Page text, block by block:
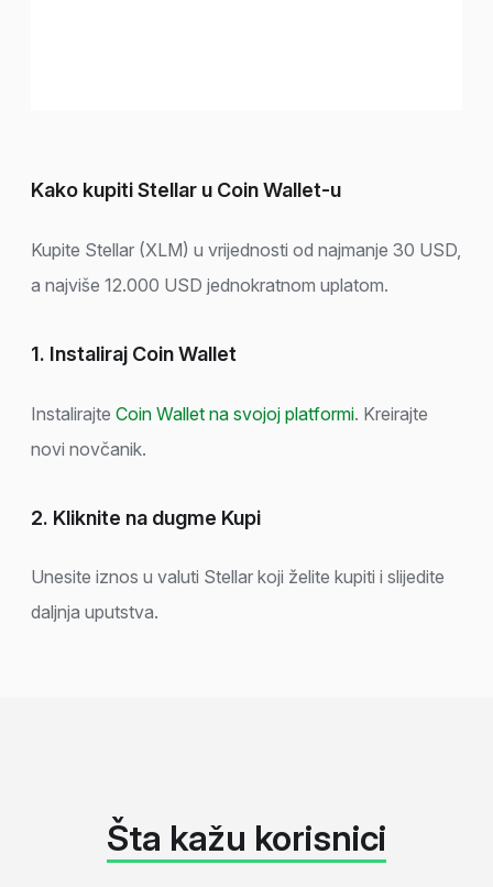
Kako kupiti Stellar u Coin Wallet-u
Kupite Stellar (XLM) u vrijednosti od najmanje 30 USD,
a najviše 12.000 USD jednokratnom uplatom.
1. Instaliraj Coin Wallet
Instalirajte Coin Wallet na svojoj platformi. Kreirajte
novi novčanik.
2. Kliknite na dugme Kupi
Unesite iznos u valuti Stellar koji želite kupiti i slijedite
daljnja uputstva.
Šta kažu korisnici